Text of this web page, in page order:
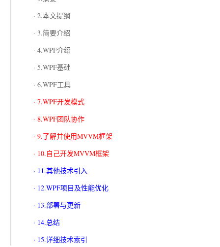
· 2.本文提纲
· 3.简要介绍
· 4.WPF介绍
· 5.WPF基础
· 6.WPF工具
· 7.WPF开发模式
· 8.WPF团队协作
· 9.了解并使用MVVM框架
· 10.自己开发MVVM框架
· 11.其他技术引入
· 12.WPF项目及性能优化
· 13.部署与更新
· 14.总结
· 15.详细技术索引